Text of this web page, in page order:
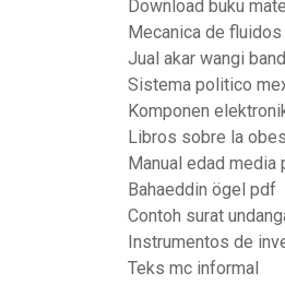
Download buku
Mecanica de
Jual akar wangi
Sistema politico
Komponen
Libros sobre la
Manual edad media
Bahaeddin ögel pdf
Contoh surat
Instrumentos de
Teks mc informal